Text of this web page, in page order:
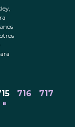
716
717
"